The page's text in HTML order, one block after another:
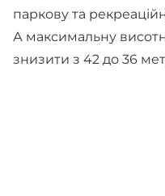
паркову та
А максимальну
знизити з 42 до 36